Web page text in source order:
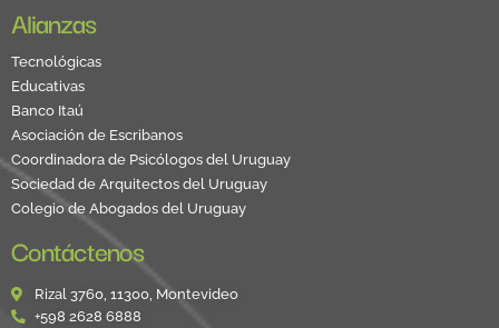
Alianzas
Tecnológicas
Educativas
Banco Itaú
Asociación de Escribanos
Coordinadora de Psicólogos del Uruguay
Sociedad de Arquitectos del Uruguay
Colegio de Abogados del Uruguay
Contáctenos
Rizal 3760, 11300, Montevideo
+598 2628 6888